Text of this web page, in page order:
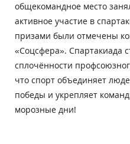
общекомандное место
активное участие в
призами были отмечены
«Соцсфера». Спартакиада
сплочённости
что спорт объединяет
победы и укрепляет
морозные дни!